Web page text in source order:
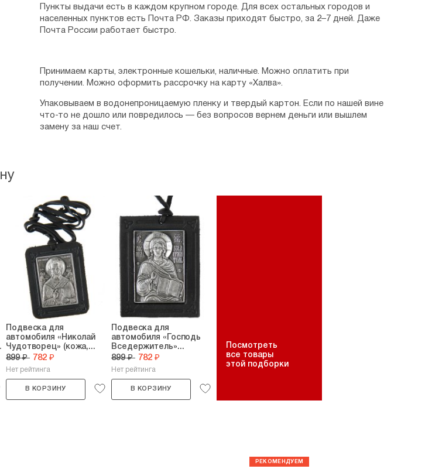
Пункты выдачи есть в каждом крупном городе. Для всех остальных городов и
населенных пунктов есть Почта РФ. Заказы приходят быстро, за 2–7 дней. Даже
Почта России работает быстро.
Принимаем карты, электронные кошельки, наличные. Можно оплатить при
получении. Можно оформить рассрочку на карту «Халва».
Упаковываем в водонепроницаемую пленку и твердый картон. Если по нашей вине
что-то не дошло или повредилось — без вопросов вернем деньги или вышлем
замену за наш счет.
Подвеска для
автомобиля «Николай
Чудотворец» (кожа,...
899 ₽ 782 ₽
Нет рейтинга
В КОРЗИНУ
Подвеска для
автомобиля «Господь
Вседержитель»...
899 ₽ 782 ₽
Нет рейтинга
В КОРЗИНУ
Посмотреть
все товары
этой подборки